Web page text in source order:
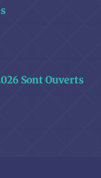
Sont Ouverts